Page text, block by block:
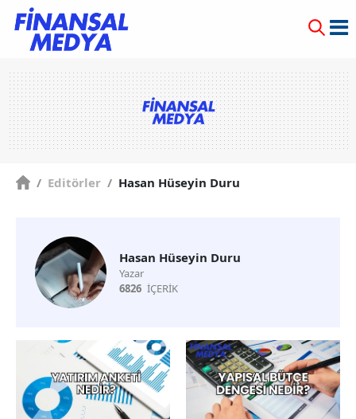
/ Editörler / Hasan Hüseyin Duru
Hasan Hüseyin Duru
Yazar
6826 İÇERİK